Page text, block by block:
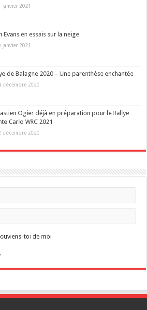
janvier 2021
Evans en essais sur la neige
janvier 2021
de Balagne 2020 – Une parenthèse enchantée
décembre 2020
Ogier déjà en préparation pour le Rallye
Carlo WRC 2021
décembre 2020
toi de moi